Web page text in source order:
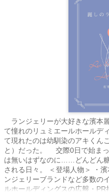
ランジェリーが大好きな濱本
て憧れのリュミエールホール
て現れたのは幼馴染のアキくん
と）だった。 交際0日で始ま
は無いはずなのに……どんどん
される日々。 ＜登場人物＞ ・
ンジェリーブランドなど多数の
ルホールディングスの広報・